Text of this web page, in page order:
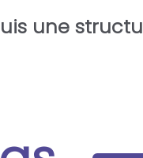
une